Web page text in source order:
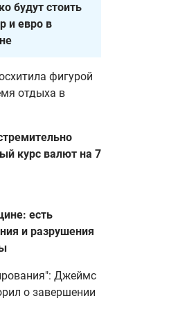
будут стоить
и евро в
фигурой
отдыха в
курс валют на 7
есть
и разрушения
Джеймс
о завершении